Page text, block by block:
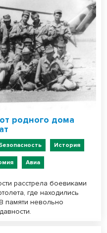
родного дома
История
Авиа
расстрела боевиками
где находились
памяти невольно